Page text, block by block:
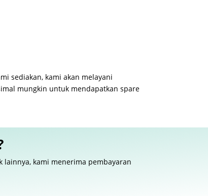
sediakan, kami akan melayani
mungkin untuk mendapatkan spare
lainnya, kami menerima pembayaran